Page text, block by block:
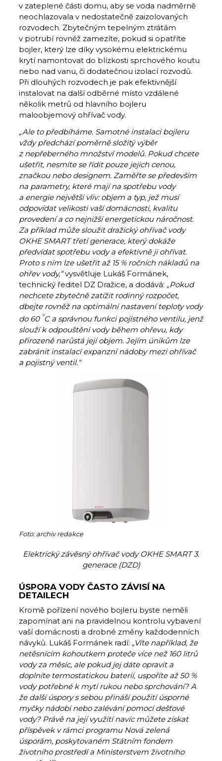
v zateplené části domu, aby se voda nadměrně
neochlazovala v nedostatečně zaizolovaných
rozvodech. Zbytečným tepelným ztrátám
v potrubí rovněž zamezíte, pokud si opatříte
bojler, který lze díky vysokému elektrickému
krytí namontovat do blízkosti sprchového koutu
nebo nad vanu, či dodatečnou izolací rozvodů.
Při dlouhých rozvodech je pak efektivnější
instalovat na další odběrné místo vzdálené
několik metrů od hlavního bojleru
maloobjemový ohřívač vody.
„Ale to předbíháme. Samotné instalaci bojleru
vždy předchází poměrně složitý výběr
z nepřeberného množství modelů. Pokud chcete
ušetřit, nesmíte se řídit pouze jejich cenou,
značkou nebo designem. Zaměřte se především
na parametry, které mají na spotřebu vody
a energie největší vliv: objem a typ, jež musí
odpovídat velikosti vaší domácnosti, kvalitu
provedení a co nejnižší energetickou náročnost.
Za příklad může sloužit dražický ohřívač vody
OKHE SMART třetí generace, který dokáže
předvídat spotřebu vody a efektivně ji ohřívat.
Proto s ním lze ušetřit až 15 % ročních nákladů na
ohřev vody,“vysvětluje Lukáš Formánek,
technický ředitel DZ Dražice, a dodává: „Pokud
nechcete zbytečně zatížit rodinný rozpočet,
dbejte rovněž na optimální nastavení teploty vody
do 60 °C a správnou funkci pojistného ventilu, jenž
slouží k odpouštění vody během ohřevu, kdy
přirozeně narůstá její objem. Jejím únikům lze
zabránit instalací expanzní nádoby mezi ohřívač
a pojistný ventil.“
Foto: archiv redakce
Elektrický závěsný ohřívač vody OKHE SMART 3.
generace (DZD)
ÚSPORA VODY ČASTO ZÁVISÍ NA
DETAILECH
Kromě pořízení nového bojleru byste neměli
zapomínat ani na pravidelnou kontrolu vybavení
vaší domácnosti a drobné změny každodenních
návyků. Lukáš Formánek radí: „Víte například, že
netěsnícím kohoutkem proteče více než 160 litrů
vody za měsíc, ale pokud jej dáte opravit a
doplníte termostatickou baterií, uspoříte až 50 %
vody potřebné k mytí rukou nebo sprchování? A
že další úspory s sebou přináší použití úsporné
myčky nádobí nebo zalévání pomocí dešťové
vody? Právě na její využití navíc můžete získat
příspěvek v rámci programu Nová zelená
úsporám, poskytovaném Státním fondem
životního prostředí a Ministerstvem životního